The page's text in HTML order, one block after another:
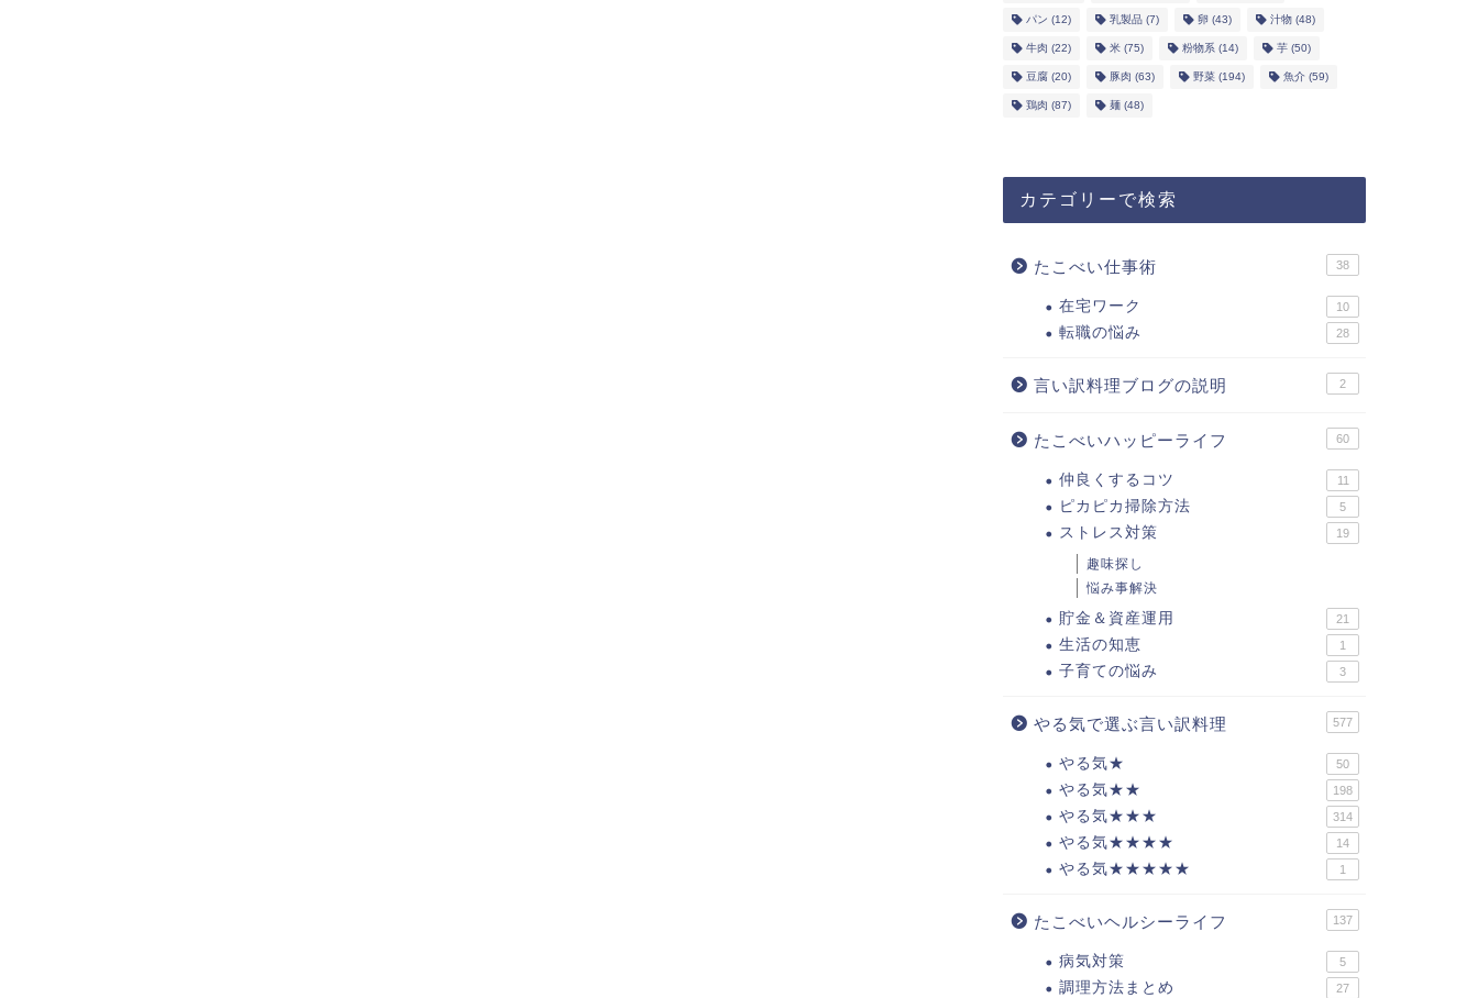
パン (12) 乳製品(7) 卵 (43) 汁物(48)
牛肉 (22) 米(75) 粉物系 (14) 芋(50)
豆腐(20) 豚肉 (63) 野菜(194) 魚介(59)
鶏肉 (87) 麺(48)
カテゴリーで検索
たこべい仕事術 38
在宅ワーク 10
転職の悩み 28
言い訳料理ブログの説明 2
たこべいハッピーライフ 60
仲良くするコツ 11
ピカピカ掃除方法 5
ストレス対策 19
趣味探し
悩み事解決
貯金＆資産運用 21
生活の知恵 1
子育ての悩み 3
やる気で選ぶ言い訳料理 577
やる気★ 50
やる気★★ 198
やる気★★★ 314
やる気★★★★ 14
やる気★★★★★ 1
たこべいヘルシーライフ 137
病気対策 5
調理方法まとめ 27